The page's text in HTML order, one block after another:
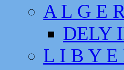
A L G E
DELY
L I B Y E